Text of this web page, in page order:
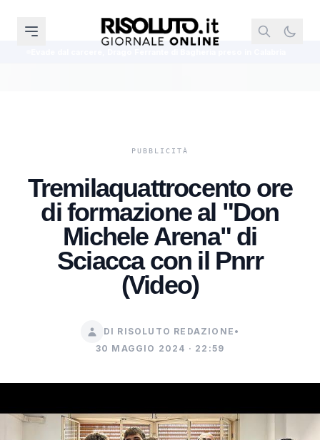
Tremilaquattrocento ore
di formazione al "Don
Michele Arena" di
Sciacca con il Pnrr
(Video)
DI RISOLUTO REDAZIONE •
30 MAGGIO 2024 · 22:59